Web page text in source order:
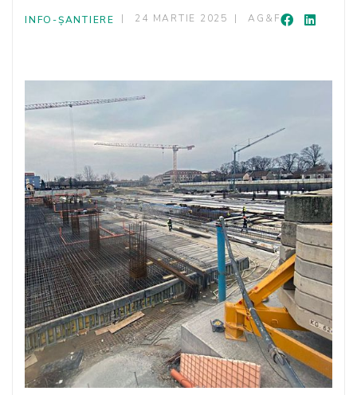
INFO-ȘANTIERE 24 MARTIE 2025 AG&F